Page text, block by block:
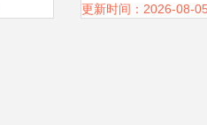
价 更新时间：2026-08-